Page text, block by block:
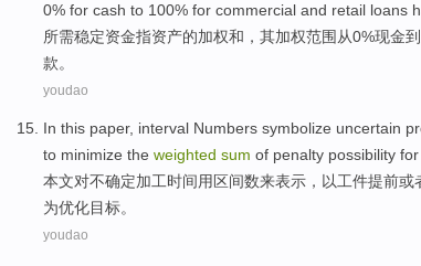
0% for cash to 100% for commercial and retail loans
所需稳定资金指资产的加权和 ，其加权范围从0%现金到
款。
youdao
In this paper, interval Numbers symbolize uncertain
to minimize the weighted sum of penalty possibility
本文对不确定加工时间用区间数来表示，以工件提前或
为优化目标。
youdao